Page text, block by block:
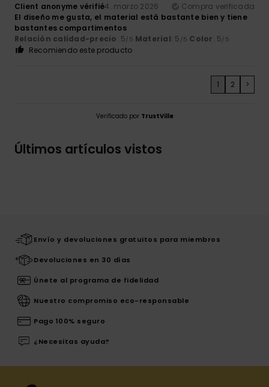
Client anonyme vérifié4. marzo 2026
Compra verificada
El diseño me gusta, el material está bastante bien y tiene
bastantes compartimentos
Relación calidad-precio: 5/5 Material: 5 /5 Color: 5/5
Recomiendo este producto
1 2 >
Verificado por TrustVille
Últimos artículos vistos
Envío y devoluciones gratuitos para miembros
Devoluciones en 30 días
Únete al programa de fidelidad
Nuestro compromiso eco-responsable
Pago 100% seguro
¿Necesitas ayuda?